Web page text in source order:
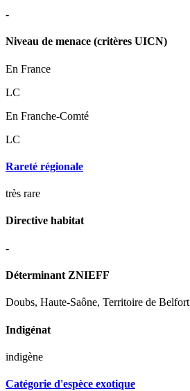
-
Niveau de menace (critères UICN)
En France
LC
En Franche-Comté
LC
Rareté régionale
très rare
Directive habitat
-
Déterminant ZNIEFF
Doubs, Haute-Saône, Territoire de Belfort
Indigénat
indigène
Catégorie d'espèce exotique